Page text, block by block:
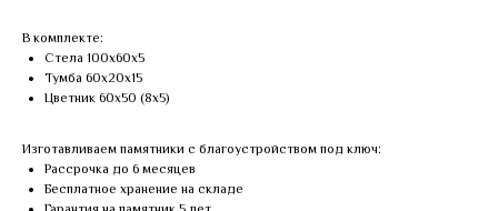
В комплекте:
Стела 100х60х5
Тумба 60х20х15
Цветник 60х50 (8х5)
Изготавливаем памятники с благоустройством под ключ:
Рассрочка до 6 месяцев
Бесплатное хранение на складе